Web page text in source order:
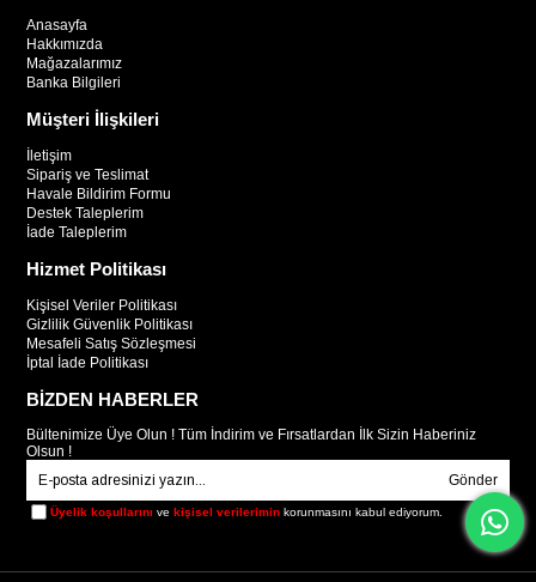
Anasayfa
Hakkımızda
Mağazalarımız
Banka Bilgileri
Müşteri İlişkileri
İletişim
Sipariş ve Teslimat
Havale Bildirim Formu
Destek Taleplerim
İade Taleplerim
Hizmet Politikası
Kişisel Veriler Politikası
Gizlilik Güvenlik Politikası
Mesafeli Satış Sözleşmesi
İptal İade Politikası
BİZDEN HABERLER
Bültenimize Üye Olun ! Tüm İndirim ve Fırsatlardan İlk Sizin Haberiniz
Olsun !
Gönder
Üyelik koşullarını vekişisel verilerimin korunmasını kabul ediyorum.